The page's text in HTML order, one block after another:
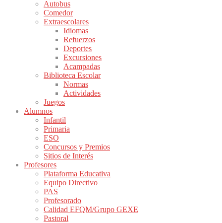
Autobus
Comedor
Extraescolares
Idiomas
Refuerzos
Deportes
Excursiones
Acampadas
Biblioteca Escolar
Normas
Actividades
Juegos
Alumnos
Infantil
Primaria
ESO
Concursos y Premios
Sitios de Interés
Profesores
Plataforma Educativa
Equipo Directivo
PAS
Profesorado
Calidad EFQM/Grupo GEXE
Pastoral